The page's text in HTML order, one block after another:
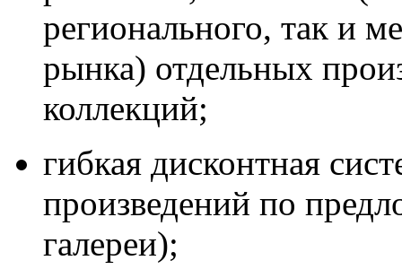
регионального, так и
рынка) отдельных
коллекций;
гибкая дисконтная
произведений по
галереи);